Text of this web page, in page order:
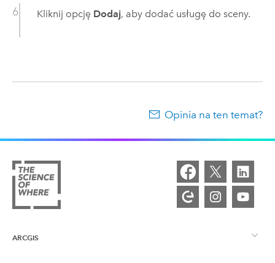
Kliknij opcję Dodaj, aby dodać usługę do sceny.
Opinia na ten temat?
ARCGIS